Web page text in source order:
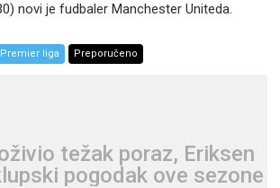
novi je fudbaler Manchester Uniteda.
Premier liga Preporučeno
težak poraz, Eriksen
pogodak ove sezone